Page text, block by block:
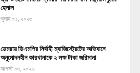
হেলাল
জুলাই ৩১, ২০২৬
ডেমরায় ডিএমপির নির্বাহী ম্যাজিস্ট্রেটের অভিযানে
অনুমোদনহীন কারখানাকে ২ লক্ষ টাকা জরিমানা
আগস্ট ০৩, ২০২৬